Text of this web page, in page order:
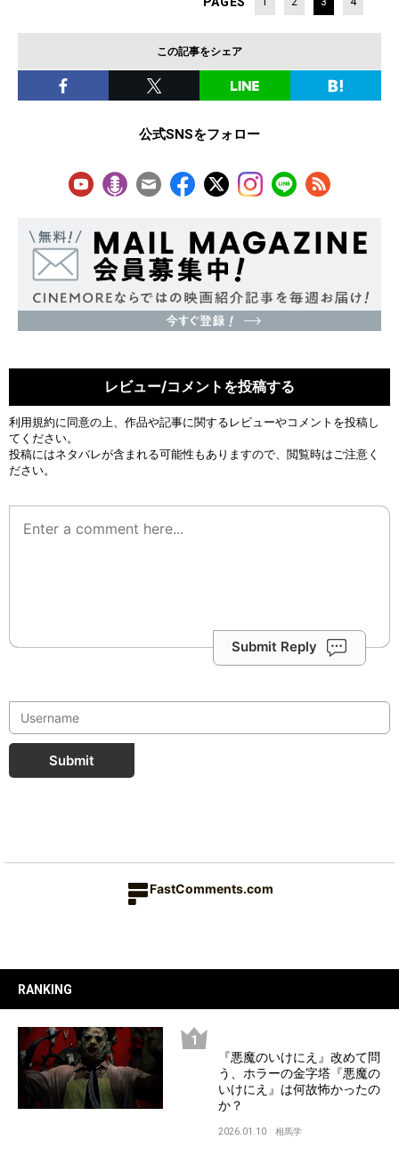
この記事をシェア
公式SNSをフォロー
レビュー/コメントを投稿する
利用規約に同意の上、作品や記事に関するレビューやコメントを投稿し
てください。
投稿にはネタバレが含まれる可能性もありますので、閲覧時はご注意く
ださい。
Submit Reply
Submit
FastComments.com
RANKING
『悪魔のいけにえ』改めて問
う、ホラーの金字塔『悪魔の
いけにえ』は何故怖かったの
か？
2026.01.10 相馬学